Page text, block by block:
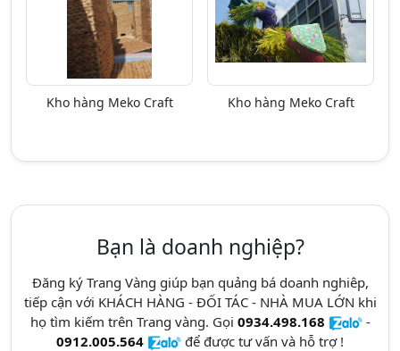
Kho hàng Meko Craft Kho hàng Meko Craft
Bạn là doanh nghiệp?
Đăng ký Trang Vàng giúp bạn quảng bá doanh nghiêp,
tiếp cận với KHÁCH HÀNG - ĐỐI TÁC - NHÀ MUA LỚN khi
họ tìm kiếm trên Trang vàng. Gọi 0934.498.168
-
0912.005.564
để được tư vấn và hỗ trợ !